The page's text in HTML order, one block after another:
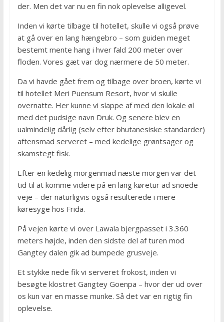
der. Men det var nu en fin nok oplevelse alligevel.
Inden vi kørte tilbage til hotellet, skulle vi også prøve
at gå over en lang hængebro – som guiden meget
bestemt mente hang i hver fald 200 meter over
floden. Vores gæt var dog nærmere de 50 meter.
Da vi havde gået frem og tilbage over broen, kørte vi
til hotellet Meri Puensum Resort, hvor vi skulle
overnatte. Her kunne vi slappe af med den lokale øl
med det pudsige navn Druk. Og senere blev en
ualmindelig dårlig (selv efter bhutanesiske standarder)
aftensmad serveret – med kedelige grøntsager og
skamstegt fisk.
Efter en kedelig morgenmad næste morgen var det
tid til at komme videre på en lang køretur ad snoede
veje – der naturligvis også resulterede i mere
køresyge hos Frida.
På vejen kørte vi over Lawala bjergpasset i 3.360
meters højde, inden den sidste del af turen mod
Gangtey dalen gik ad bumpede grusveje.
Et stykke nede fik vi serveret frokost, inden vi
besøgte klostret Gangtey Goenpa – hvor der ud over
os kun var en masse munke. Så det var en rigtig fin
oplevelse.